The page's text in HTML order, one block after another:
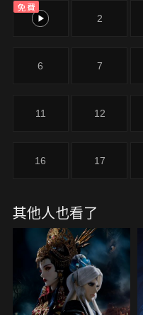
免費
1 2
6 7
11 12
16 17
其他人也看了